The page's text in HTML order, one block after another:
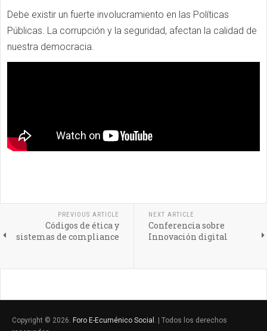
Debe existir un fuerte involucramiento en las Políticas
Públicas. La corrupción y la seguridad, afectan la calidad de
nuestra democracia.
PREVIOUS ARTICLE
Códigos de ética y
sistemas de compliance
NEXT ARTICLE
Conferencia sobre
Innovación digital
Copyright © 2026. Foro E-Ecuménico Social . | Todos los derechos